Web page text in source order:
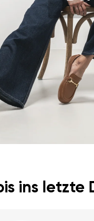
ins letzte
Ich bin mit der
Veröffentlichung
Ich bin mit der
Veröffentlichung